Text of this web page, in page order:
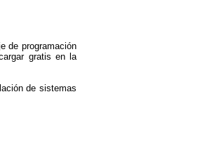
de programación
gratis en la
de sistemas